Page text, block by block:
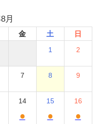
月
金 土 日
1 2
7 8 9
14
●
15
●
16
●